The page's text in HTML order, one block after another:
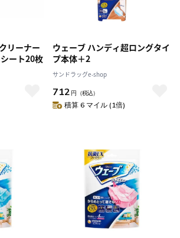
リーナー
ート20枚
ウェーブ ハンディ超ロングタイ
プ本体＋2
サンドラッグe-shop
712 円 （税込）
積算 6 マイル (1倍)